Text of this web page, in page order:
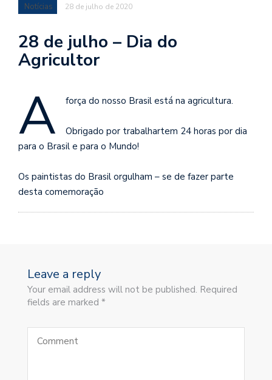
Notícias 28 de julho de 2020
28 de julho – Dia do
Agricultor
A
força do nosso Brasil está na agricultura.⠀
Obrigado por trabalhartem 24 horas por dia
para o Brasil e para o Mundo!⠀
Os paintistas do Brasil orgulham – se de fazer parte
desta comemoração⠀
Leave a reply
Your email address will not be published. Required
fields are marked *